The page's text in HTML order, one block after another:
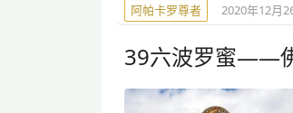
阿帕卡罗尊者 2020年12月
39六波罗蜜——